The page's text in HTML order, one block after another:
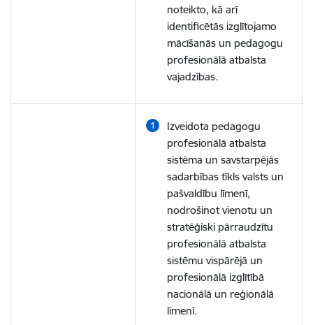
noteikto, kā arī
identificētās izglītojamo
mācīšanās un pedagogu
profesionālā atbalsta
vajadzības.
Izveidota pedagogu
profesionālā atbalsta
sistēma un savstarpējās
sadarbības tīkls valsts un
pašvaldību līmenī,
nodrošinot vienotu un
stratēģiski pārraudzītu
profesionālā atbalsta
sistēmu vispārējā un
profesionālā izglītībā
nacionālā un reģionālā
līmenī.